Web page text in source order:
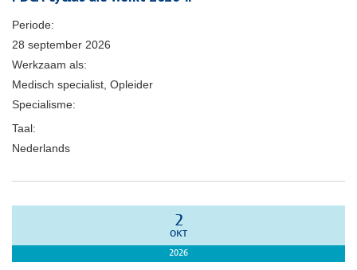
Periode:
28 september 2026
Werkzaam als:
Medisch specialist, Opleider
Specialisme:
Taal:
Nederlands
2
OKT
2026